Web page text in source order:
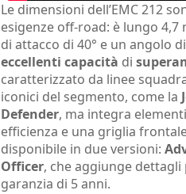
Le dimensioni dell’EMC 212
esigenze off-road: è lungo
di attacco di 40° e un angolo
eccellenti capacità di
caratterizzato da linee
iconici del segmento, come la
Defender, ma integra
efficienza e una griglia
disponibile in due versioni:
Officer, che aggiunge
garanzia di 5 anni.